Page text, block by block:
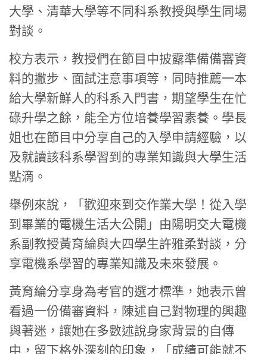
大學、清華大學等不同科系教授與學生同場
對談。
校方表示，教授們在節目中披露準備備審資
料的撇步、面試注意事項等，同時推薦一本
給大學新鮮人的科系入門書，期望學生在忙
碌升學之餘，能全方位培養學習素養。學長
姐也在節目中分享自己的入學申請經驗，以
及就讀該科系學習到的專業知識與大學生活
點滴。
舉例來說，「歡迎來到交作業大學！從入學
到畢業的電機生活大公開」由陽明交大電機
系副教授黃育綸與大四學生許雅柔對談，分
享電機系學習的專業知識及未來發展。
黃育綸分享身為考官的選才標準，她表示曾
看過一份備審資料，陳述自己對物理的興趣
與著迷，讓她在多數述說身家背景的自傳
中，留下格外深刻的印象，「成績可能就不